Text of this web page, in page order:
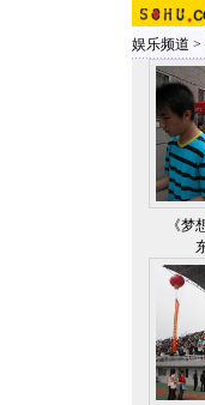
娱乐频道 >
《梦